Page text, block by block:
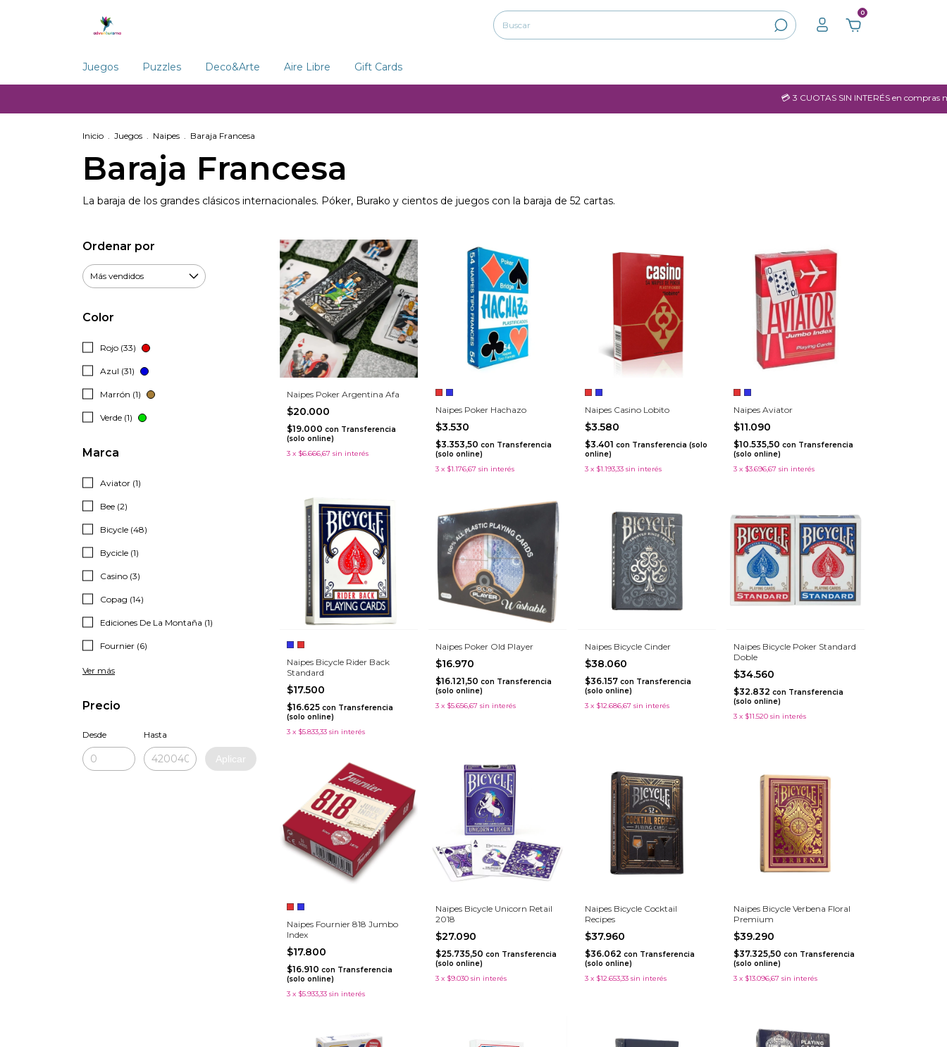
0
Juegos Puzzles Deco&Arte Aire Libre Gift Cards
💳 3 CUOTAS SIN INTERÉS en compras
Inicio . Juegos . Naipes . Baraja Francesa
Baraja Francesa
La baraja de los grandes clásicos internacionales. Póker, Burako y cientos de juegos con la baraja de 52 cartas.
Ordenar por
Color
Rojo (33)
Azul (31)
Marrón (1)
Verde (1)
Marca
Aviator (1)
Bee (2)
Bicycle (48)
Bycicle (1)
Casino (3)
Copag (14)
Ediciones De La Montaña (1)
Fournier (6)
Ver más
Precio
Desde Hasta
Aplicar
Naipes Poker Argentina Afa
$20.000
$19.000 con Transferencia
(solo online)
3 x $6.666,67 sin interés
Naipes Poker Hachazo
$3.530
$3.353,50con Transferencia
(solo online)
3 x $1.176,67 sin interés
Naipes Casino Lobito
$3.580
$3.401 con Transferencia (solo
online)
3 x $1.193,33 sin interés
Naipes Aviator
$11.090
$10.535,50 con Transferencia
(solo online)
3 x $3.696,67 sin interés
Naipes Bicycle Rider Back
Standard
$17.500
$16.625 con Transferencia
(solo online)
3 x $5.833,33 sin interés
Naipes Poker Old Player
$16.970
$16.121,50con Transferencia
(solo online)
3 x $5.656,67 sin interés
Naipes Bicycle Cinder
$38.060
$36.157 con Transferencia
(solo online)
3 x $12.686,67 sin interés
Naipes Bicycle Poker Standard
Doble
$34.560
$32.832 con Transferencia
(solo online)
3 x $11.520 sin interés
Naipes Fournier 818 Jumbo
Index
$17.800
$16.910 con Transferencia
(solo online)
3 x $5.933,33 sin interés
Naipes Bicycle Unicorn Retail
2018
$27.090
$25.735,50con Transferencia
(solo online)
3 x $9.030 sin interés
Naipes Bicycle Cocktail
Recipes
$37.960
$36.062 con Transferencia
(solo online)
3 x $12.653,33 sin interés
Naipes Bicycle Verbena Floral
Premium
$39.290
$37.325,50 con Transferencia
(solo online)
3 x $13.096,67 sin interés